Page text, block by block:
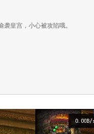
皇宫，小心被攻陷哦。